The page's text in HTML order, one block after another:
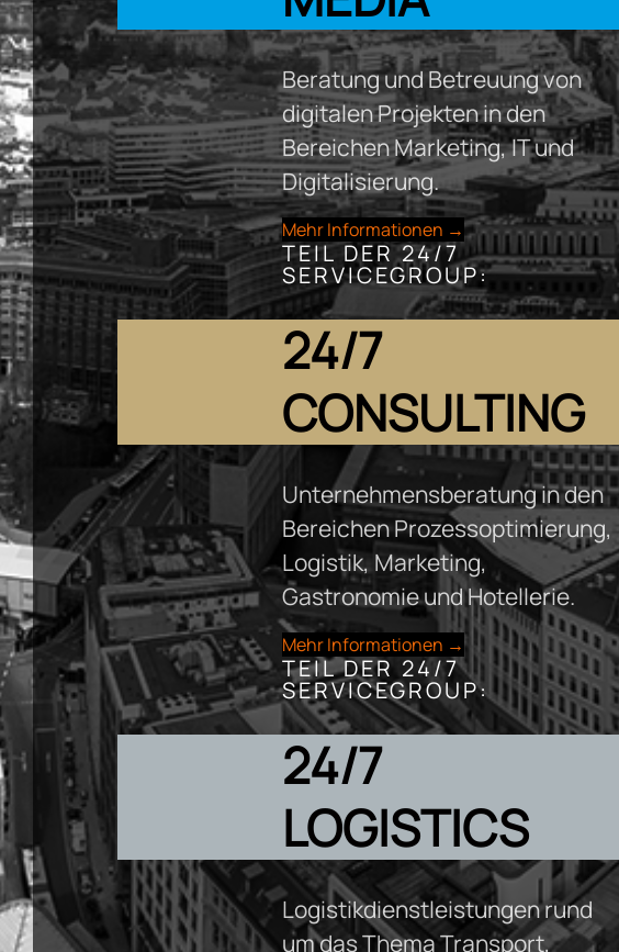
Beratung und Betreuung von
digitalen Projekten in den
Bereichen Marketing, IT und
Digitalisierung.
Mehr Informationen →
TEIL DER 24/7
SERVICEGROUP:
24/7
CONSULTING
Unternehmensberatung in den
Bereichen Prozessoptimierung,
Logistik, Marketing,
Gastronomie und Hotellerie.
Mehr Informationen →
TEIL DER 24/7
SERVICEGROUP:
24/7
LOGISTICS
Logistikdienstleistungen rund
um das Thema Transport,